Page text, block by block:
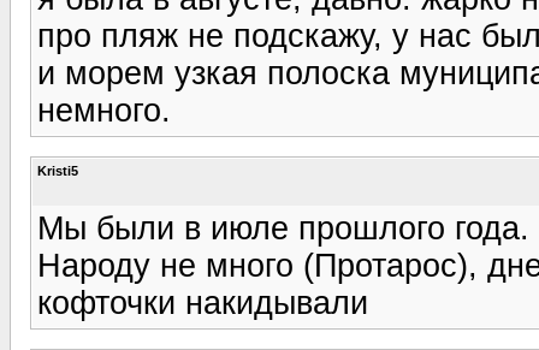
про пляж не подскажу, у нас
и морем узкая полоска
немного.
Kristi5
Мы были в июле прошлого
Народу не много (Протарос),
кофточки накидывали